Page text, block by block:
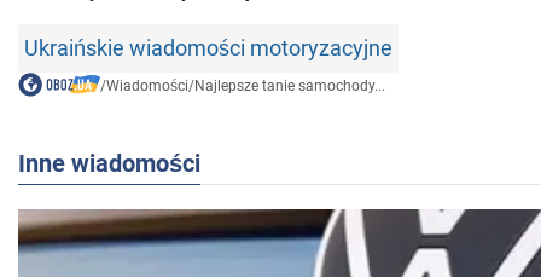
Ukraińskie wiadomości motoryzacyjne
/Wiadomości/Najlepsze tanie samochody...
Inne wiadomości